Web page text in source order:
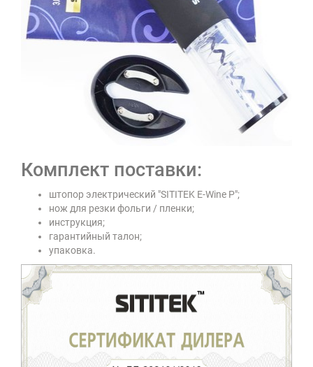
Комплект поставки:
штопор электрический "SITITEK E-Wine P";
нож для резки фольги / пленки;
инструкция;
гарантийный талон;
упаковка.